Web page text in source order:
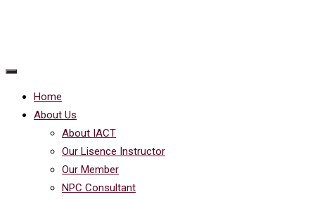
Home
About Us
About IACT
Our Lisence Instructor
Our Member
NPC Consultant